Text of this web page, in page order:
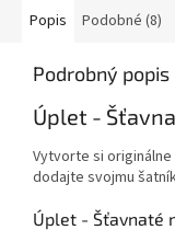
Popis Podobné (8)
Podrobný popis
Úplet -
Vytvorte si
dodajte svojmu
Úplet - Šťavnaté